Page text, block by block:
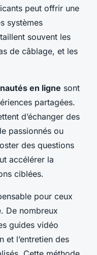
peut offrir une
systèmes
souvent les
de câblage, et les
en ligne sont
partagées.
d’échanger des
passionnés ou
des questions
accélérer la
ciblées.
pour ceux
De nombreux
guides vidéo
et l’entretien des